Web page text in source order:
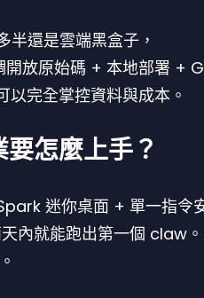
還是雲端黑盒子，
放原始碼 + 本地部署 +
以完全掌控資料與成本。
怎麼上手？
迷你桌面 + 單一指令
內就能跑出第一個 claw